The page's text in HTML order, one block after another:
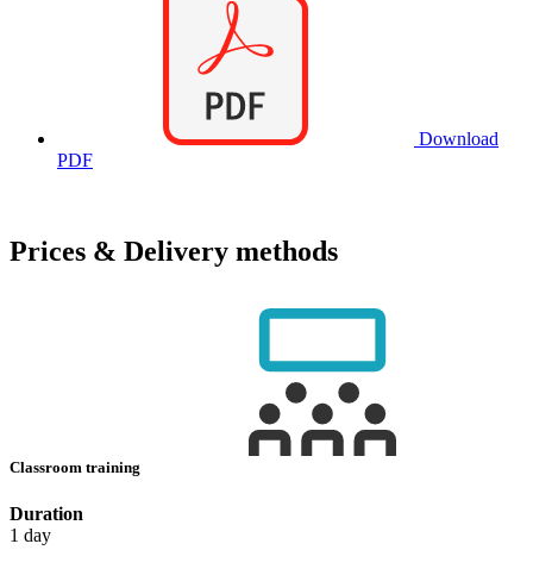
Download
PDF
Prices & Delivery methods
Classroom training
Duration
1 day